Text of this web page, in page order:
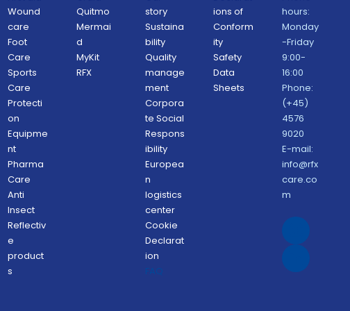
Wound
care
Foot
Care
Sports
Care
Protecti
on
Equipme
nt
Pharma
Care
Anti
Insect
Reflectiv
e
product
s
Quitmo
Mermai
d
MyKit
RFX
story
Sustaina
bility
Quality
manage
ment
Corpora
te Social
Respons
ibility
Europea
n
logistics
center
Cookie
Declarat
ion
FAQ
ions of
Conform
ity
Safety
Data
Sheets
hours:
Monday
-Friday
9:00-
16:00
Phone:
(+45)
4576
9020
E-mail:
info@rfx
care.co
m